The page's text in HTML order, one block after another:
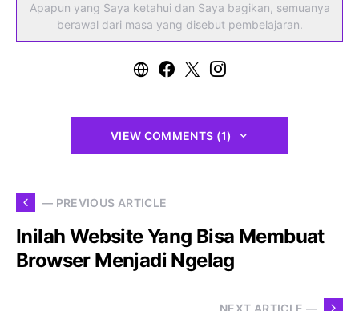
Apapun yang Saya ketahui dan Saya bagikan, semuanya
berawal dari masa yang disebut pembelajaran.
VIEW COMMENTS (1)
— PREVIOUS ARTICLE
Inilah Website Yang Bisa Membuat
Browser Menjadi Ngelag
NEXT ARTICLE —